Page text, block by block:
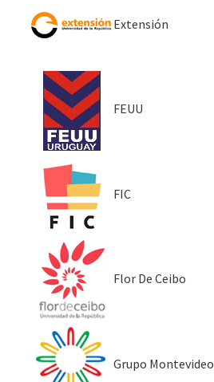
Extensión
FEUU
FIC
Flor De Ceibo
Grupo Montevideo